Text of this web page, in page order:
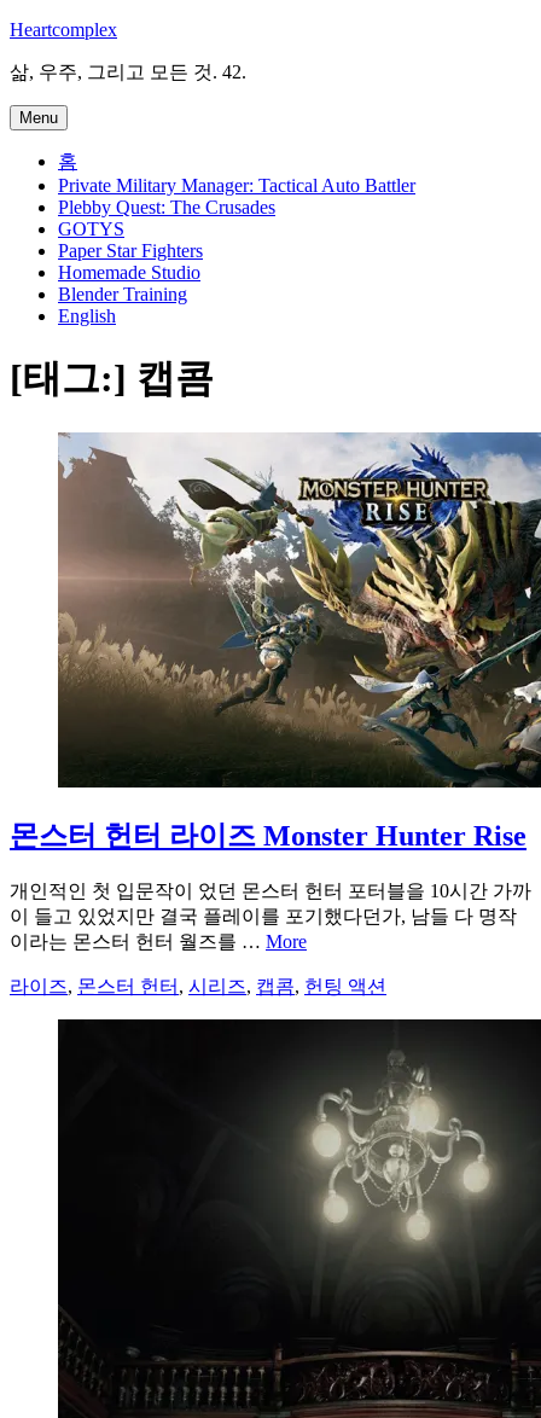
Skip
content
Heartcomplex
삶, 우주, 그리고 모든 것. 42.
Menu
홈
Private Military Manager: Tactical Auto Battler
Plebby Quest: The Crusades
GOTYS
Paper Star Fighters
Homemade Studio
Blender Training
English
[태그:] 캡콤
몬스터 헌터 라이즈 Monster Hunter Rise
개인적인 첫 입문작이 었던 몬스터 헌터 포터블을 10시간 가까
이 들고 있었지만 결국 플레이를 포기했다던가, 남들 다 명작
이라는 몬스터 헌터 월즈를 … More
라이즈, 몬스터 헌터 , 시리즈, 캡콤, 헌팅 액션